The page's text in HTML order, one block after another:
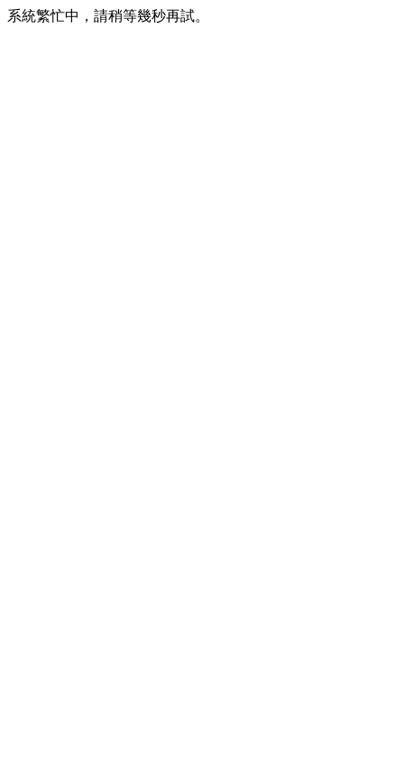
系統繁忙中，請稍等幾秒再試。